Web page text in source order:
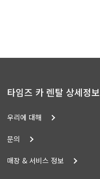
타임즈 카 렌탈 상세정보
우리에 대해
문의
매장 & 서비스 정보